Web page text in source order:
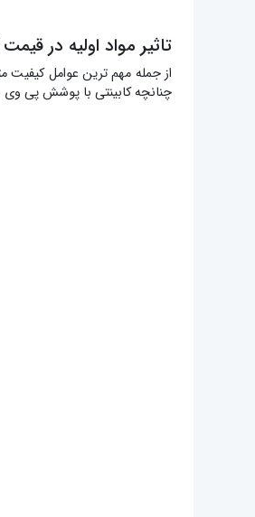
تاثیر مواد اولیه در
از جمله مهم‌ ترین عوامل کیفیت
چنانچه کابینتی با پوشش پی وی